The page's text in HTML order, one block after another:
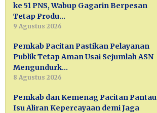
ke 51 PNS, Wabup Gagarin Berpesan
Tetap Produ…
9 Agustus 2026
Pemkab Pacitan Pastikan Pelayanan
Publik Tetap Aman Usai Sejumlah ASN
Mengundurk…
8 Agustus 2026
Pemkab dan Kemenag Pacitan Pantau
Isu Aliran Kepercayaan demi Jaga